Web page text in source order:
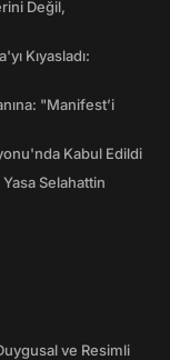
Değil,
Kıyasladı:
"Manifest’i
Kabul Edildi
Selahattin
ve Resimli